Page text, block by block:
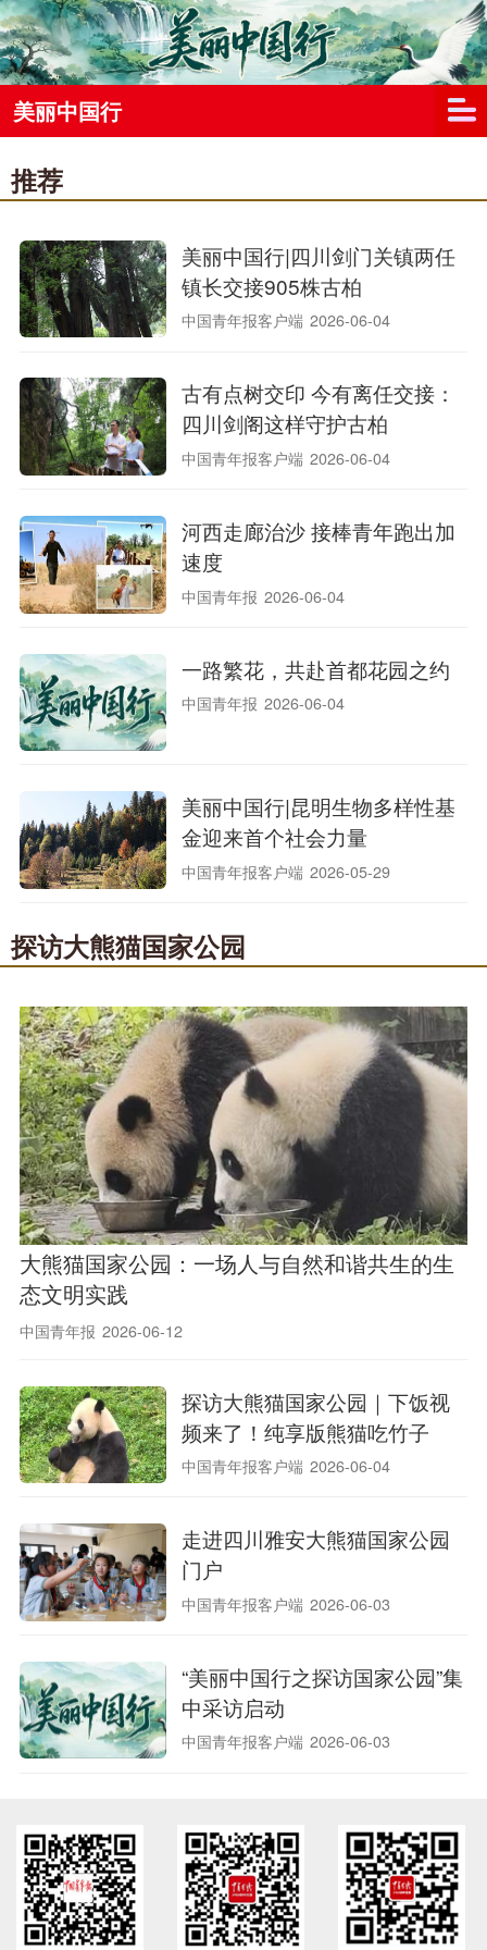
美丽中国行
推荐
美丽中国行|四川剑门关镇两任
镇长交接905株古柏
中国青年报客户端 2026-06-04
古有点树交印 今有离任交接：
四川剑阁这样守护古柏
中国青年报客户端 2026-06-04
河西走廊治沙 接棒青年跑出加
速度
中国青年报 2026-06-04
一路繁花，共赴首都花园之约
中国青年报 2026-06-04
美丽中国行|昆明生物多样性基
金迎来首个社会力量
中国青年报客户端 2026-05-29
探访大熊猫国家公园
大熊猫国家公园：一场人与自然和谐共生的生
态文明实践
中国青年报 2026-06-12
探访大熊猫国家公园｜下饭视
频来了！纯享版熊猫吃竹子
中国青年报客户端 2026-06-04
走进四川雅安大熊猫国家公园
门户
中国青年报客户端 2026-06-03
“美丽中国行之探访国家公园”集
中采访启动
中国青年报客户端 2026-06-03